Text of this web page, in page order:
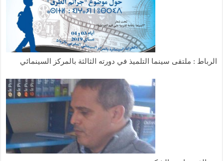
الرباط : ملتقى سينما التلميذ في دورته الثالثة بالمركز السينمائي